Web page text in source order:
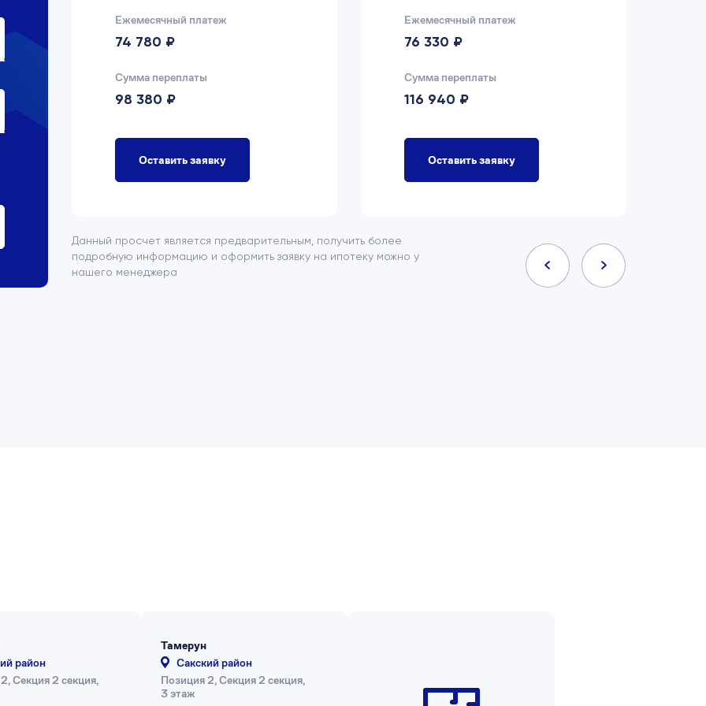
Ежемесячный платеж
74 780 ₽
Сумма переплаты
98 380 ₽
Оставить заявку
Ежемесячный платеж
76 330 ₽
Сумма переплаты
116 940 ₽
Оставить заявку
Данный просчет является предварительным, получить более
подробную информацию и оформить заявку на ипотеку можно у
нашего менеджера
район
Секция 2 секция,
Тамерун
Сакский район
Позиция 2, Секция 2 секция,
3 этаж